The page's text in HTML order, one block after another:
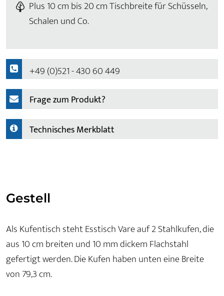
Plus 10 cm bis 20 cm Tischbreite für Schüsseln,
Schalen und Co.
+49 (0)521 - 430 60 449
Frage zum Produkt?
Technisches Merkblatt
Gestell
Als Kufentisch steht Esstisch Vare auf 2 Stahlkufen, die
aus 10 cm breiten und 10 mm dickem Flachstahl
gefertigt werden. Die Kufen haben unten eine Breite
von 79,3 cm.